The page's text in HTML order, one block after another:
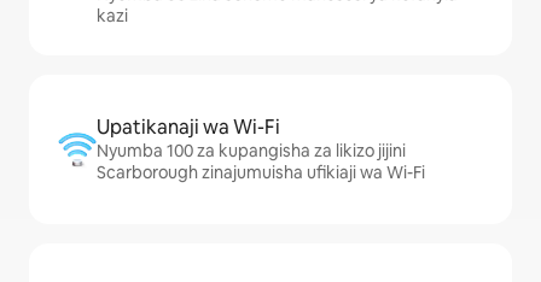
kazi
Upatikanaji wa Wi-Fi
Nyumba 100 za kupangisha za likizo jijini
Scarborough zinajumuisha ufikiaji wa Wi-Fi